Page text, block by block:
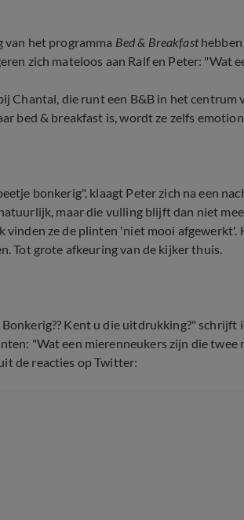
van het programma Bed & Breakfasthebben
zich mateloos aan Ralf en Peter: "Wat
Chantal, die runt een B&B in het
bed & breakfast is, wordt ze zelfs
bonkerig", klaagt Peter zich na een
maar die vulling blijft dan niet
vinden ze de plinten 'niet mooi
Tot grote afkeuring van de kijker thuis.
Kent u die uitdrukking?"
"Wat een mierenneukers zijn die twee
de reacties op Twitter: